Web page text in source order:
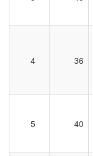
4 36
5 40